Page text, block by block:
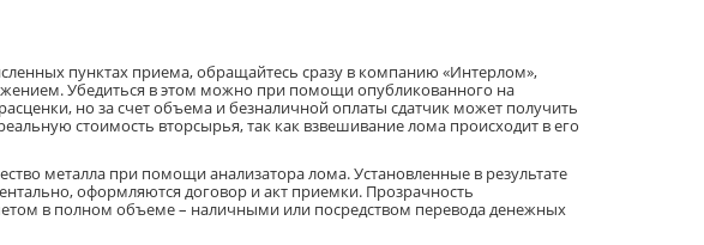
пунктах приема, обращайтесь сразу в компанию «Интерлом»,
Убедиться в этом можно при помощи опубликованного на
но за счет объема и безналичной оплаты сдатчик может получить
стоимость вторсырья, так как взвешивание лома происходит в его
металла при помощи анализатора лома. Установленные в результате
оформляются договор и акт приемки. Прозрачность
в полном объеме – наличными или посредством перевода денежных